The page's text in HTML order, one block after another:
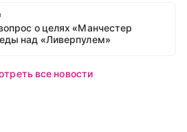
о целях «Манчестер
над «Ливерпулем»
все новости